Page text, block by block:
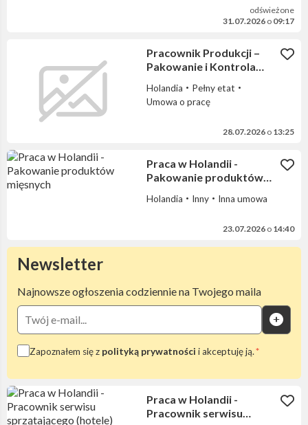
odświeżone
31.07.2026 o 09:17
Pracownik Produkcji –
Pakowanie i Kontrola
Holandia
Pełny etat
Umowa o pracę
28.07.2026 o 13:25
Praca w Holandii -
Pakowanie produktów
Holandia Inny Inna umowa
23.07.2026 o 14:40
Newsletter
Najnowsze ogłoszenia codziennie na Twojego maila
Zapoznałem się z polityką prywatności i akceptuję ją.
Praca w Holandii -
Pracownik serwisu